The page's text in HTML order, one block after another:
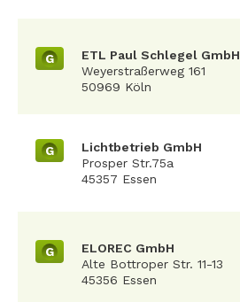
G
ETL Paul Schlegel GmbH
Weyerstraßerweg 161
50969 Köln
G
Lichtbetrieb GmbH
Prosper Str.75a
45357 Essen
G
ELOREC GmbH
Alte Bottroper Str. 11-13
45356 Essen